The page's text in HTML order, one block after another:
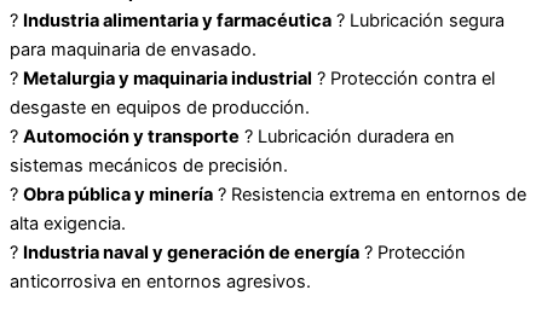
? Industria alimentaria y farmacéutica ? Lubricación segura
para maquinaria de envasado.
? Metalurgia y maquinaria industrial ? Protección contra el
desgaste en equipos de producción.
? Automoción y transporte ? Lubricación duradera en
sistemas mecánicos de precisión.
? Obra pública y minería ? Resistencia extrema en entornos de
alta exigencia.
? Industria naval y generación de energía ? Protección
anticorrosiva en entornos agresivos.